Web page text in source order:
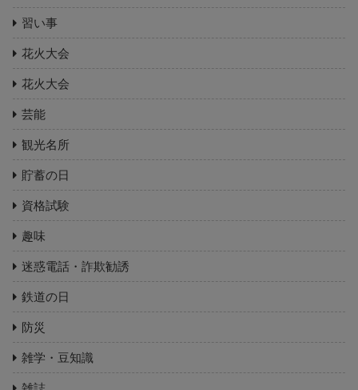
習い事
花火大会
花火大会
芸能
観光名所
貯蓄の日
資格試験
趣味
迷惑電話・詐欺勧誘
鉄道の日
防災
雑学・豆知識